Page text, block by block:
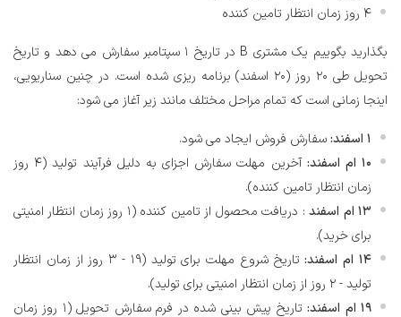
4 روز زمان انتظار تامین کننده
بگذارید بگوییم یک مشتری B در تاریخ 1 سپتامبر سفارش می دهد و تاریخ
تحویل طی 20 روز (20 اسفند) برنامه ریزی شده است. در چنین سناریویی،
اینجا زمانی است که تمام مراحل مختلف مانند زیر آغاز می شود:
1 اسفند:
سفارش فروش ایجاد می شود.
10 ام اسفند:
آخرین مهلت سفارش اجزای به دلیل فرآیند تولید (4 روز
زمان انتظار تامین کننده).
13 ام اسفند
: دریافت محصول از تامین کننده (1 روز زمان انتظار امنیتی
برای خرید).
14 ام اسفند:
تاریخ شروع مهلت برای تولید (19 - 3 روز از زمان انتظار
تولید - 2 روز از زمان انتظار امنیتی برای تولید).
19 ام اسفند:
تاریخ پیش بینی شده در فرم سفارش تحویل (1 روز زمان